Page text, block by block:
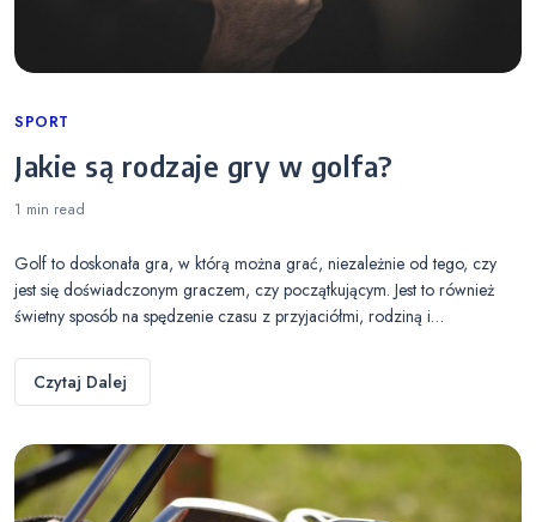
Categories
SPORT
Jakie są rodzaje gry w golfa?
1 min read
Golf to doskonała gra, w którą można grać, niezależnie od tego, czy
jest się doświadczonym graczem, czy początkującym. Jest to również
świetny sposób na spędzenie czasu z przyjaciółmi, rodziną i…
Czytaj Dalej